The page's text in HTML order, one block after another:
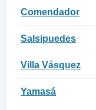
Comendador
Salsipuedes
Villa Vásquez
Yamasá